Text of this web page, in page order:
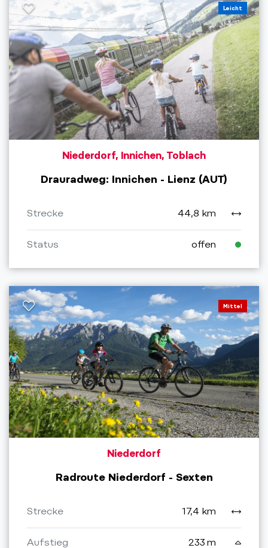
Leicht
Niederdorf, Innichen, Toblach
Drauradweg: Innichen - Lienz (AUT)
Strecke 44,8 km
Status offen
Mittel
Niederdorf
Radroute Niederdorf - Sexten
Strecke 17,4 km
Aufstieg 233 m